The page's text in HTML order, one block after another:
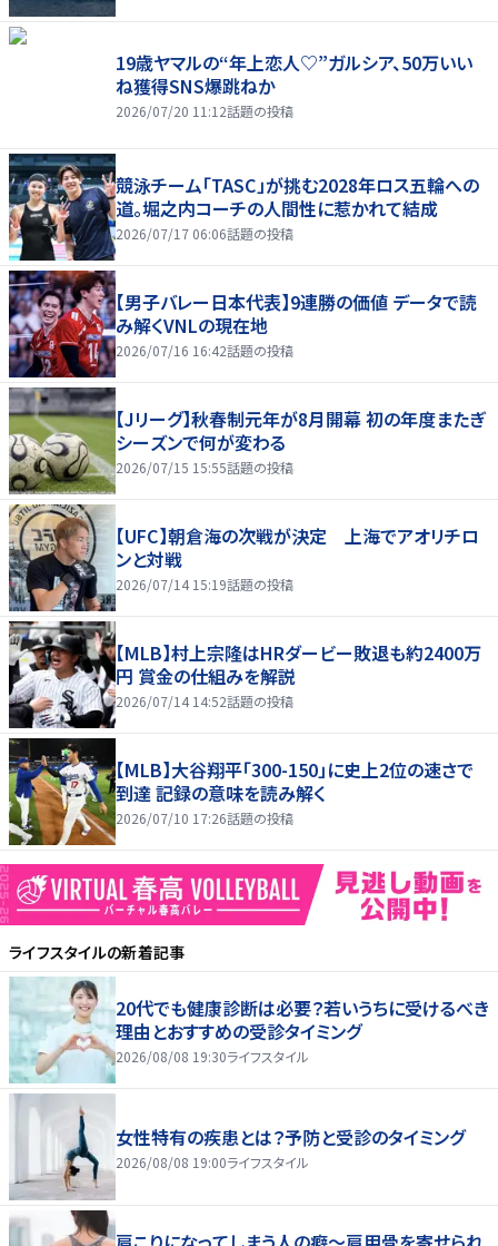
19歳ヤマルの“年上恋人♡”ガルシア、50万いい
ね獲得SNS爆跳ねか
2026/07/20 11:12話題の投稿
競泳チーム「TASC」が挑む2028年ロス五輪への
道。堀之内コーチの人間性に惹かれて結成
2026/07/17 06:06話題の投稿
【男子バレー日本代表】9連勝の価値 データで読
み解くVNLの現在地
2026/07/16 16:42話題の投稿
【Jリーグ】秋春制元年が8月開幕 初の年度またぎ
シーズンで何が変わる
2026/07/15 15:55話題の投稿
【UFC】朝倉海の次戦が決定 上海でアオリチロ
ンと対戦
2026/07/14 15:19話題の投稿
【MLB】村上宗隆はHRダービー敗退も約2400万
円 賞金の仕組みを解説
2026/07/14 14:52話題の投稿
【MLB】大谷翔平「300-150」に史上2位の速さで
到達 記録の意味を読み解く
2026/07/10 17:26話題の投稿
ライフスタイルの新着記事
20代でも健康診断は必要？若いうちに受けるべき
理由とおすすめの受診タイミング
2026/08/08 19:30ライフスタイル
女性特有の疾患とは？予防と受診のタイミング
2026/08/08 19:00ライフスタイル